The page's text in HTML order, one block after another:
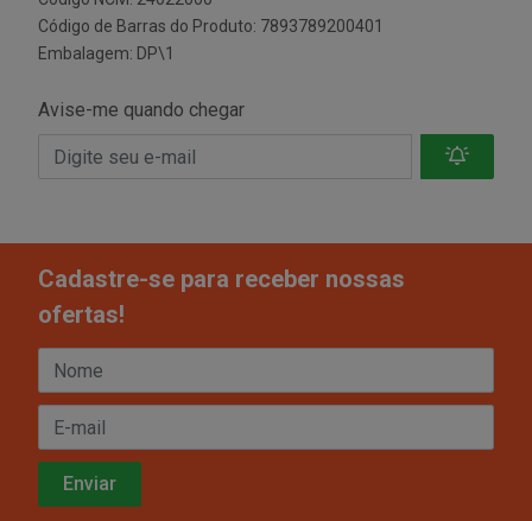
Código de Barras do Produto: 7893789200401
Embalagem: DP\1
Avise-me quando chegar
Cadastre-se para receber nossas
ofertas!